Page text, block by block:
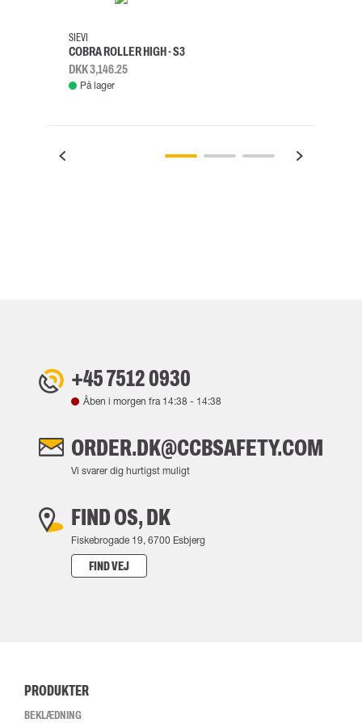
SIEVI
COBRA ROLLER HIGH - S3
DKK 3,146.25
På lager
+45 7512 0930
Åben i morgen fra 14:38 - 14:38
ORDER.DK@CCBSAFETY.COM
Vi svarer dig hurtigst muligt
FIND OS, DK
Fiskebrogade 19, 6700 Esbjerg
FIND VEJ
PRODUKTER
BEKLÆDNING